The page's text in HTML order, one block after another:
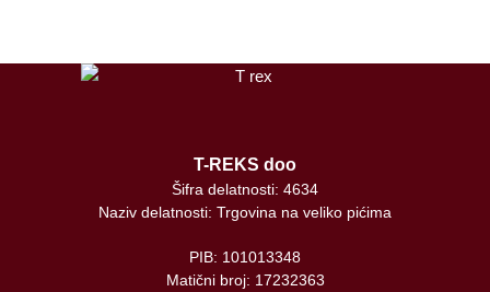
T-REKS doo
Šifra delatnosti: 4634
Naziv delatnosti: Trgovina na veliko pićima
PIB: 101013348
Matični broj: 17232363